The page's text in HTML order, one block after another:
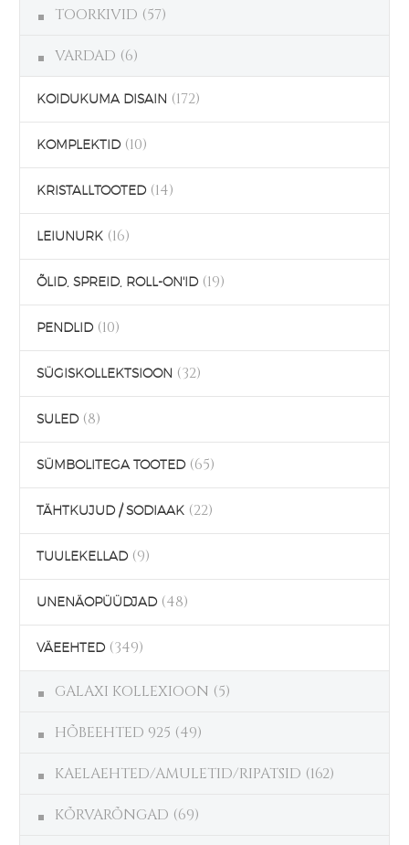
TOORKIVID (57)
VARDAD (6)
KOIDUKUMA DISAIN (172)
KOMPLEKTID (10)
KRISTALLTOOTED (14)
LEIUNURK (16)
ÕLID, SPREID, ROLL-ON'ID (19)
PENDLID (10)
SÜGISKOLLEKTSIOON (32)
SULED (8)
SÜMBOLITEGA TOOTED (65)
TÄHTKUJUD / SODIAAK (22)
TUULEKELLAD (9)
UNENÄOPÜÜDJAD (48)
VÄEEHTED (349)
GALAXI KOLLEXIOON (5)
HÕBEEHTED 925 (49)
KAELAEHTED/AMULETID/RIPATSID (162)
KÕRVARÕNGAD (69)